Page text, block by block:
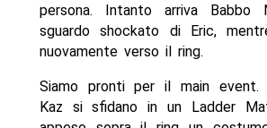
persona. Intanto arriva
sguardo shockato di Eric,
nuovamente verso il ring.
Siamo pronti per il main
Kaz si sfidano in un Ladder